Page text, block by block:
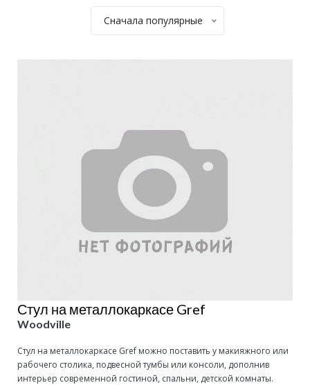
Сначала популярные
Стул на металлокаркасе Gref
Woodville
Стул на металлокаркасе Gref можно поставить у макияжного или
рабочего столика, подвесной тумбы или консоли, дополнив
интерьер современной гостиной, спальни, детской комнаты.